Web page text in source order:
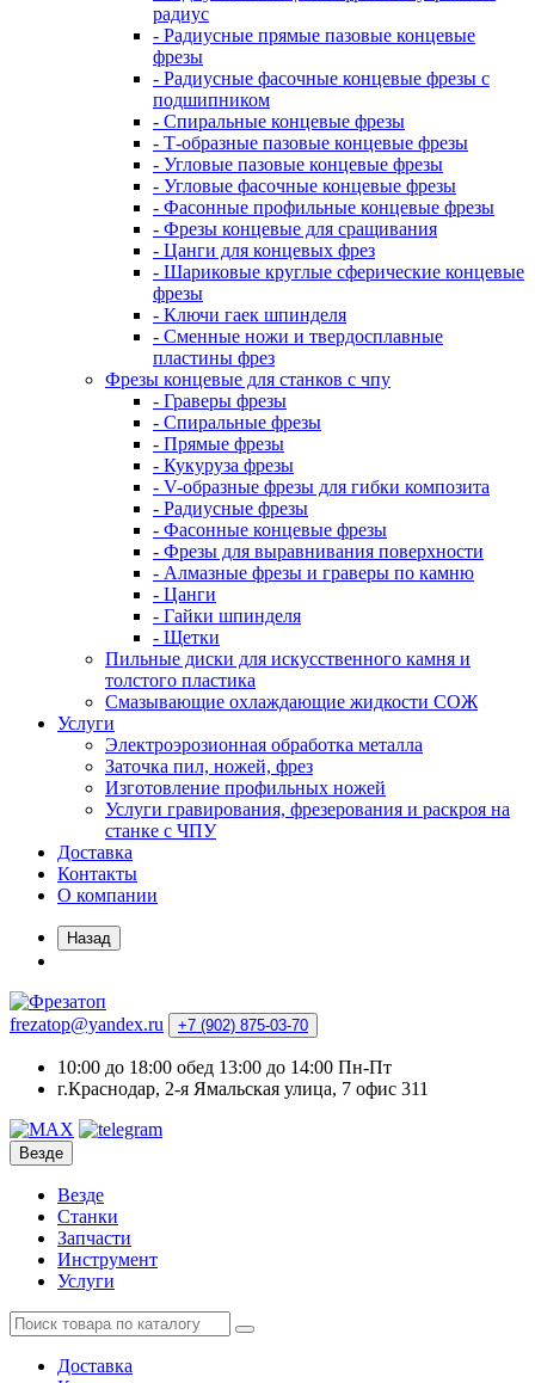
радиус
- Радиусные прямые пазовые концевые
фрезы
- Радиусные фасочные концевые фрезы с
подшипником
- Спиральные концевые фрезы
- Т-образные пазовые концевые фрезы
- Угловые пазовые концевые фрезы
- Угловые фасочные концевые фрезы
- Фасонные профильные концевые фрезы
- Фрезы концевые для сращивания
- Цанги для концевых фрез
- Шариковые круглые сферические концевые
фрезы
- Ключи гаек шпинделя
- Сменные ножи и твердосплавные
пластины фрез
Фрезы концевые для станков с чпу
- Граверы фрезы
- Спиральные фрезы
- Прямые фрезы
- Кукуруза фрезы
- V-образные фрезы для гибки композита
- Радиусные фрезы
- Фасонные концевые фрезы
- Фрезы для выравнивания поверхности
- Алмазные фрезы и граверы по камню
- Цанги
- Гайки шпинделя
- Щетки
Пильные диски для искусственного камня и
толстого пластика
Смазывающие охлаждающие жидкости СОЖ
Услуги
Электроэрозионная обработка металла
Заточка пил, ножей, фрез
Изготовление профильных ножей
Услуги гравирования, фрезерования и раскроя на
станке с ЧПУ
Доставка
Контакты
О компании
Назад
frezatop@yandex.ru +7 (902) 875-03-70
10:00 до 18:00 обед 13:00 до 14:00 Пн-Пт
г.Краснодар, 2-я Ямальская улица, 7 офис 311
Везде
Везде
Станки
Запчасти
Инструмент
Услуги
Доставка